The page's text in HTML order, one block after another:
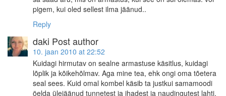
pigem, kui oled sellest ilma jäänud..
Reply
daki Post author
10. jaan 2010 at 22:52
Kuidagi hirmutav on sealne armastuse käsitlus, kuidagi
lõplik ja kõikehõlmav. Aga mine tea, ehk ongi oma tõetera
seal sees. Kuid omal kombel käsib ta justkui samamoodi
öelda ülejäänud tunnetest ja ihadest ja naudingutest lahti,